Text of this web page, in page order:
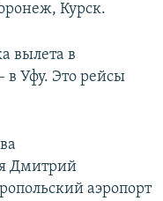
Курск.
вылета в
в Уфу. Это рейсы
Дмитрий
аэропорт